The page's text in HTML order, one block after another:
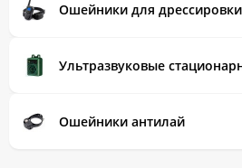
Ошейники для
Ультразвуковые
Ошейники антилай